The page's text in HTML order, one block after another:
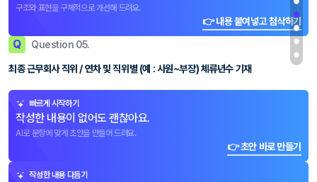
구조와 표현을 구체적으로 개선해 드려요.
👉 내용 붙여넣고 첨삭하기
Q Question 05.
최종 근무회사 직위 / 연차 및 직위별 (예 : 사원~부장) 체류년수 기재
빠르게 시작하기
작성한 내용이 없어도 괜찮아요.
AI로 문항에 맞게 초안을 만들어 드려요.
👉 초안 바로 만들기
작성한 내용 다듬기